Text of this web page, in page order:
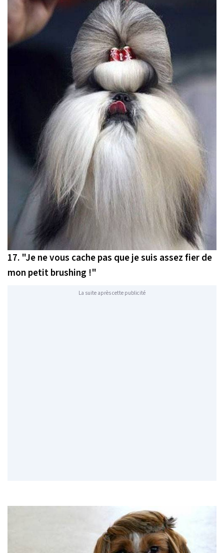
17. "Je ne vous cache pas que je suis assez fier de
mon petit brushing !"
La suite après cette publicité